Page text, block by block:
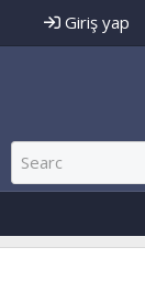
Giriş yap